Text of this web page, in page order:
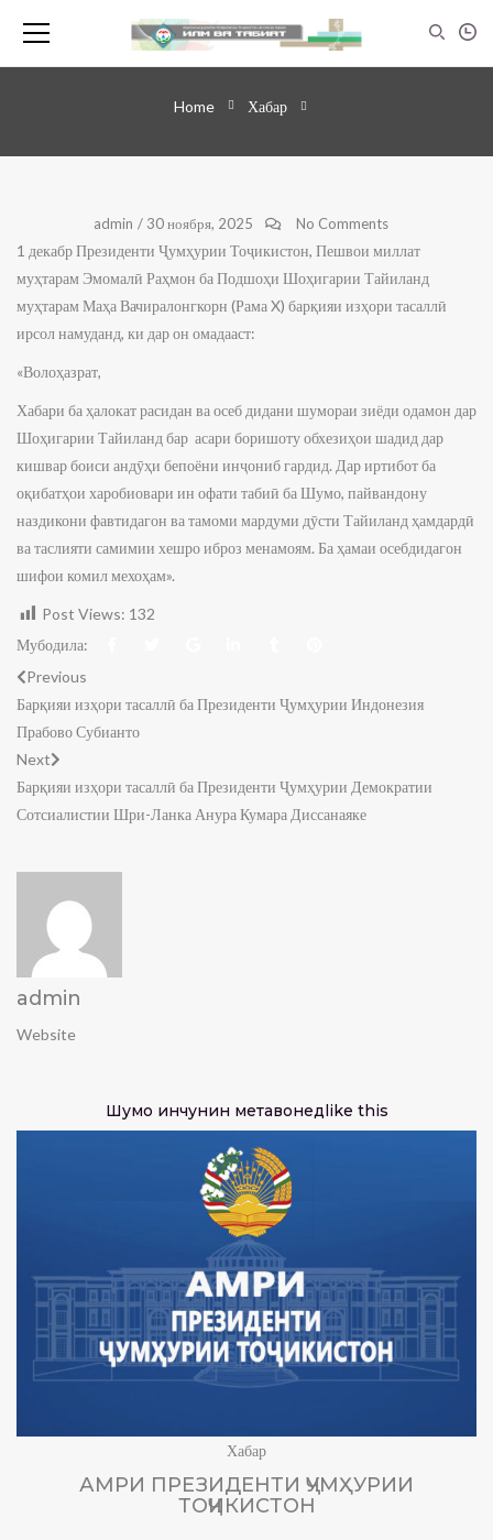
Home Хабар
admin / 30 ноября, 2025 No Comments
1 декабр Президенти Ҷумҳурии Тоҷикистон, Пешвои миллат
муҳтарам Эмомалӣ Раҳмон ба Подшоҳи Шоҳигарии Тайиланд
муҳтарам Маҳа Вачиралонгкорн (Рама X) барқияи изҳори тасаллӣ
ирсол намуданд, ки дар он омадааст:
«Волоҳазрат,
Хабари ба ҳалокат расидан ва осеб дидани шумораи зиёди одамон дар
Шоҳигарии Тайиланд бар асари боришоту обхезиҳои шадид дар
кишвар боиси андӯҳи бепоёни инҷониб гардид. Дар иртибот ба
оқибатҳои харобиовари ин офати табиӣ ба Шумо, пайвандону
наздикони фавтидагон ва тамоми мардуми дӯсти Тайиланд ҳамдардӣ
ва таслияти самимии хешро иброз менамоям. Ба ҳамаи осебдидагон
шифои комил мехоҳам».
Post Views: 132
Мубодила:
Previous
Барқияи изҳори тасаллӣ ба Президенти Ҷумҳурии Индонезия
Прабово Субианто
Next
Барқияи изҳори тасаллӣ ба Президенти Ҷумҳурии Демократии
Сотсиалистии Шри-Ланка Анура Кумара Диссанаяке
admin
Website
Шумо инчунин метавонедlike this
Хабар
АМРИ ПРЕЗИДЕНТИ ҶУМҲУРИИ
ТОҶИКИСТОН